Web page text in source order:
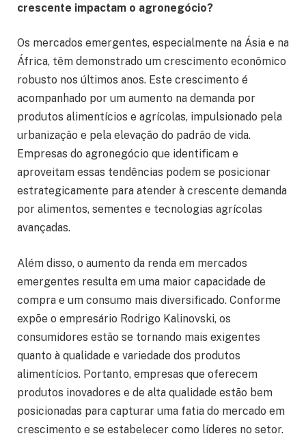
crescente impactam o agronegócio?
Os mercados emergentes, especialmente na Ásia e na
África, têm demonstrado um crescimento econômico
robusto nos últimos anos. Este crescimento é
acompanhado por um aumento na demanda por
produtos alimentícios e agrícolas, impulsionado pela
urbanização e pela elevação do padrão de vida.
Empresas do agronegócio que identificam e
aproveitam essas tendências podem se posicionar
estrategicamente para atender à crescente demanda
por alimentos, sementes e tecnologias agrícolas
avançadas.
Além disso, o aumento da renda em mercados
emergentes resulta em uma maior capacidade de
compra e um consumo mais diversificado. Conforme
expõe o empresário Rodrigo Kalinovski, os
consumidores estão se tornando mais exigentes
quanto à qualidade e variedade dos produtos
alimentícios. Portanto, empresas que oferecem
produtos inovadores e de alta qualidade estão bem
posicionadas para capturar uma fatia do mercado em
crescimento e se estabelecer como líderes no setor.